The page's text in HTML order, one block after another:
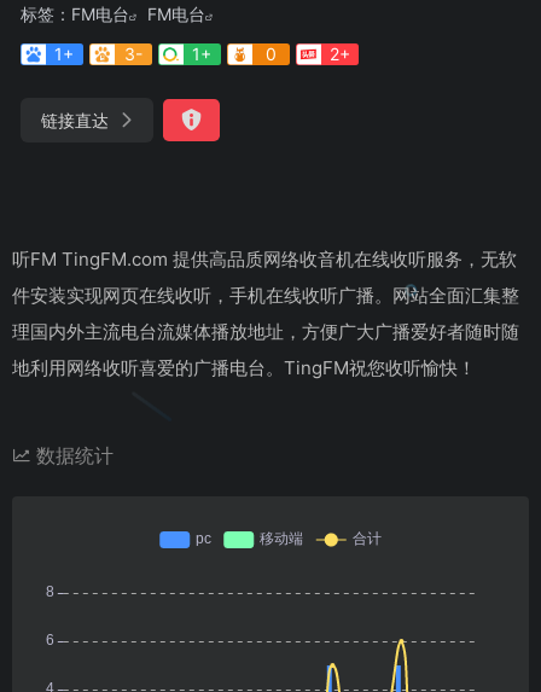
标签： FM电台
FM电台
1+
3- 1+ 0 2+
链接直达
听FM TingFM.com 提供高品质网络收音机在线收听服务，无软
件安装实现网页在线收听，手机在线收听广播。网站全面汇集整
理国内外主流电台流媒体播放地址，方便广大广播爱好者随时随
地利用网络收听喜爱的广播电台。TingFM祝您收听愉快！
数据统计